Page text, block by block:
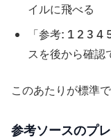
イルに飛べる
「参考: 1 2 3 4
スを後から確認
このあたりが標準
参考ソースのプ